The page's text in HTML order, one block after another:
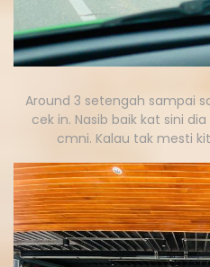
Around 3 setengah sampai
cek in. Nasib baik kat sini
cmni. Kalau tak mesti